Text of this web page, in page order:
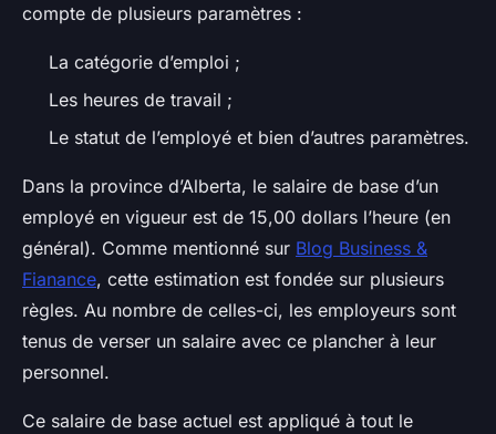
compte de plusieurs paramètres :
La catégorie d’emploi ;
Les heures de travail ;
Le statut de l’employé et bien d’autres paramètres.
Dans la province d’Alberta, le salaire de base d’un
employé en vigueur est de 15,00 dollars l’heure (en
général). Comme mentionné sur Blog Business &
Fianance, cette estimation est fondée sur plusieurs
règles. Au nombre de celles-ci, les employeurs sont
tenus de verser un salaire avec ce plancher à leur
personnel.
Ce salaire de base actuel est appliqué à tout le